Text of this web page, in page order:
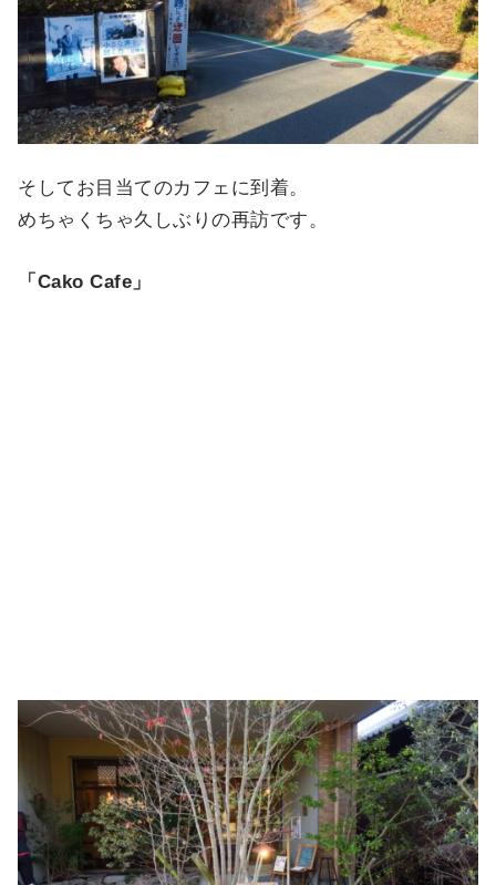
そしてお目当てのカフェに到着。
めちゃくちゃ久しぶりの再訪です。
「Cako Cafe」